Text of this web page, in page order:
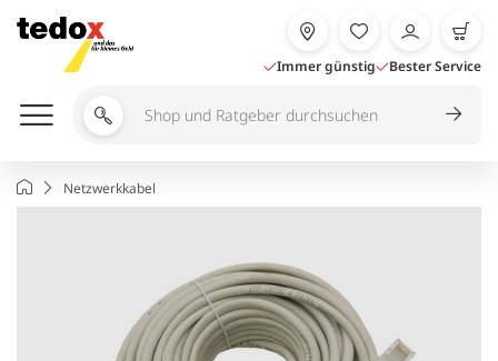
Inhalt
springen
Immer günstig Bester Service
Shop
durchsuchen
StartseiteNetzwerkkabel